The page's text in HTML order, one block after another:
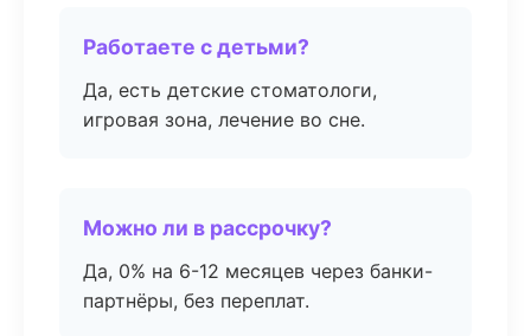
Работаете с детьми?
Да, есть детские стоматологи,
игровая зона, лечение во сне.
Можно ли в рассрочку?
Да, 0% на 6-12 месяцев через банки-
партнёры, без переплат.